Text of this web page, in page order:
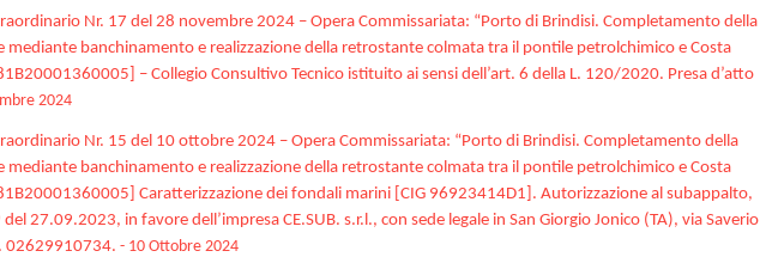
Nr. 17 del 28 novembre 2024 – Opera Commissariata: “Porto di Brindisi. Completamento della
banchinamento e realizzazione della retrostante colmata tra il pontile petrolchimico e Costa
– Collegio Consultivo Tecnico istituito ai sensi dell’art. 6 della L. 120/2020. Presa d’atto
2024
Nr. 15 del 10 ottobre 2024 – Opera Commissariata: “Porto di Brindisi. Completamento della
banchinamento e realizzazione della retrostante colmata tra il pontile petrolchimico e Costa
Caratterizzazione dei fondali marini [CIG 96923414D1]. Autorizzazione al subappalto,
27.09.2023, in favore dell’impresa CE.SUB. s.r.l., con sede legale in San Giorgio Jonico (TA), via Saverio
02629910734. - 10 Ottobre 2024